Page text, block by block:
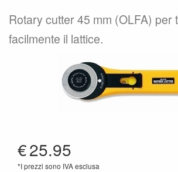
Rotary cutter 45 mm (OLFA) per
facilmente il lattice.
€25.95
*I prezzi sono IVA esclusa